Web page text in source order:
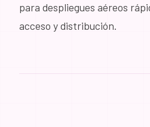
para despliegues aéreos
acceso y distribución.